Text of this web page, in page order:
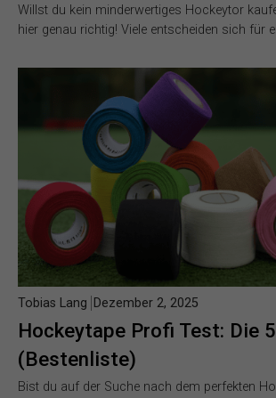
Willst du kein minderwertiges Hockeytor
hier genau richtig! Viele entscheiden sich für
Hockeytape Profi Test: Die
(Bestenliste)
Tobias Lang Dezember 2, 2025
Bist du auf der Suche nach dem perfekten